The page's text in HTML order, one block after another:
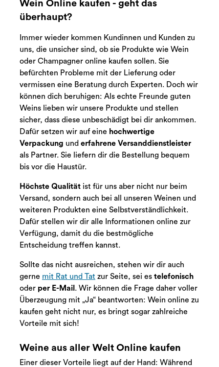
Wein Online kaufen - geht das
überhaupt?
Immer wieder kommen Kundinnen und Kunden zu
uns, die unsicher sind, ob sie Produkte wie Wein
oder Champagner online kaufen sollen. Sie
befürchten Probleme mit der Lieferung oder
vermissen eine Beratung durch Experten. Doch wir
können dich beruhigen: Als echte Freunde guten
Weins lieben wir unsere Produkte und stellen
sicher, dass diese unbeschädigt bei dir ankommen.
Dafür setzen wir auf eine hochwertige
Verpackung und erfahrene Versanddienstleister
als Partner. Sie liefern dir die Bestellung bequem
bis vor die Haustür.
Höchste Qualität ist für uns aber nicht nur beim
Versand, sondern auch bei all unseren Weinen und
weiteren Produkten eine Selbstverständlichkeit.
Dafür stellen wir dir alle Informationen online zur
Verfügung, damit du die bestmögliche
Entscheidung treffen kannst.
Sollte das nicht ausreichen, stehen wir dir auch
gerne mit Rat und Tat zur Seite, sei es telefonisch
oder per E-Mail . Wir können die Frage daher voller
Überzeugung mit „Ja“ beantworten: Wein online zu
kaufen geht nicht nur, es bringt sogar zahlreiche
Vorteile mit sich!
Weine aus aller Welt Online kaufen
Einer dieser Vorteile liegt auf der Hand: Während